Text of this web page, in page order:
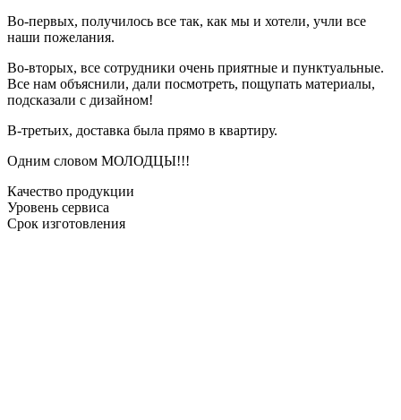
Во-первых, получилось все так, как мы и хотели, учли все
наши пожелания.
Во-вторых, все сотрудники очень приятные и пунктуальные.
Все нам объяснили, дали посмотреть, пощупать материалы,
подсказали с дизайном!
В-третьих, доставка была прямо в квартиру.
Одним словом МОЛОДЦЫ!!!
Качество продукции
Уровень сервиса
Срок изготовления